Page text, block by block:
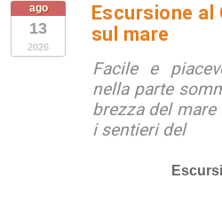
ago
13
2026
Escursione al
sul mare
Facile e
nella parte
brezza del
i sentieri del